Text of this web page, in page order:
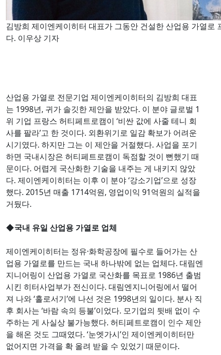
김방희 제이엔케이히터 대표가 그동안 건설한 산업용 가열로
다. 이우상 기자
산업용 가열로 전문기업 제이엔케이히터의 김방희 대표
는 1998년, 귀가 솔깃한 제안을 받았다. 이 분야 글로벌 1
위 기업 프랑스 허티페트로캠이 ‘비싼 값에 사줄 테니 회
사를 팔라’고 한 것이다. 외환위기로 일감 확보가 어려운
시기였다. 하지만 그는 이 제안을 거절했다. 사업을 포기
하면 국내시장은 허티페트로캠이 독점할 것이 뻔했기 때
문이다. 어렵게 국산화한 기술을 내주는 게 내키지 않았
다. 제이엔케이히터는 이후 이 분야 ‘강소기업’으로 성장
했다. 2015년 매출 1714억원, 영업이익 91억원의 실적을
거뒀다.
◆국내 유일 산업용 가열로 업체
제이엔케이히터는 정유·화학공장에 필수로 들어가는 산
업용 가열로를 만드는 국내 하나밖에 없는 업체다. 대림엔
지니어링이 산업용 가열로 국산화를 목표로 1986년 출범
시킨 히터사업부가 전신이다. 대림엔지니어링에서 떨어
져 나와 ‘홀로서기’에 나선 것은 1998년의 일이다. 분사 직
후 회사는 ‘바람 속의 등불’이었다. 모기업의 뒷배 없이 수
주하는 게 사실상 불가능했다. 허티페트로캠이 인수 제안
을 해온 것도 그때였다. ‘눈엣가시’인 제이엔케이히터만
없어지면 가격을 확 올려 받을 수 있었기 때문이다.